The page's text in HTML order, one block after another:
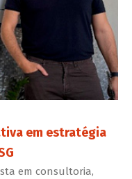
em estratégia
em consultoria,